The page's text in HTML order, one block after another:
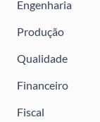
Engenharia
Produção
Qualidade
Financeiro
Fiscal